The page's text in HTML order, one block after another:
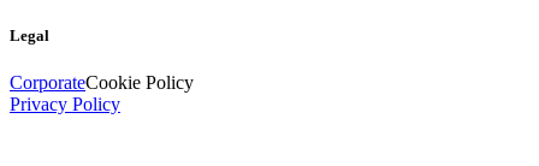
Legal
CorporateCookie Policy
Privacy Policy